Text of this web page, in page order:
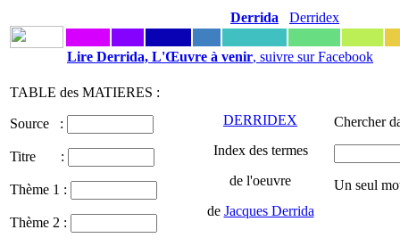
Derrida Derridex
Lire Derrida, L'Œuvre à venir, suivre sur Facebook
TABLE des MATIERES :
Source :
Titre :
Thème 1 :
Thème 2 :
DERRIDEX
Index des termes
de l'oeuvre
de Jacques Derrida
Chercher
Un seul